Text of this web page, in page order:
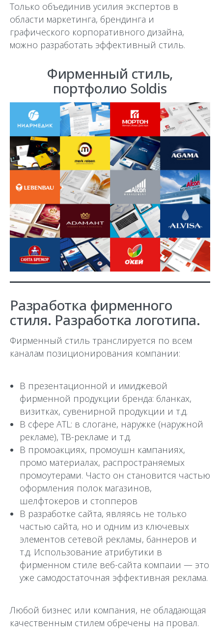
Только объединив усилия экспертов в
области маркетинга, брендинга и
графического корпоративного дизайна,
можно разработать эффективный стиль.
Фирменный стиль,
портфолио Soldis
Разработка фирменного
стиля. Разработка логотипа.
Фирменный стиль транслируется по всем
каналам позиционирования компании:
В презентационной и имиджевой
фирменной продукции бренда: бланках,
визитках, сувенирной продукции и т.д.
В сфере ATL: в слогане, наружке (наружной
рекламе), ТВ-рекламе и т.д.
В промоакциях, промоушн кампаниях,
промо материалах, распространяемых
промоутерами. Часто он становится частью
оформления полок магазинов,
шелфтокеров и стопперов
В разработке сайта, являясь не только
частью сайта, но и одним из ключевых
элементов сетевой рекламы, баннеров и
т.д. Использование атрибутики в
фирменном стиле веб-сайта компаии — это
уже самодостаточная эффективная реклама.
Любой бизнес или компания, не обладающая
качественным стилем обречены на провал.